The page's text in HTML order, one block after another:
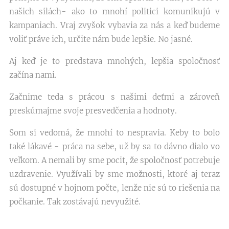
našich silách- ako to mnohí politici komunikujú v
kampaniach. Vraj zvyšok vybavia za nás a keď budeme
voliť práve ich, určite nám bude lepšie. No jasné.
Aj keď je to predstava mnohých, lepšia spoločnosť
začína nami.
Začnime teda s prácou s našimi deťmi a zároveň
preskúmajme svoje presvedčenia a hodnoty.
Som si vedomá, že mnohí to nespravia. Keby to bolo
také lákavé - práca na sebe, už by sa to dávno dialo vo
veľkom. A nemali by sme pocit, že spoločnosť potrebuje
uzdravenie. Využívali by sme možnosti, ktoré aj teraz
sú dostupné v hojnom počte, lenže nie sú to riešenia na
počkanie. Tak zostávajú nevyužité.